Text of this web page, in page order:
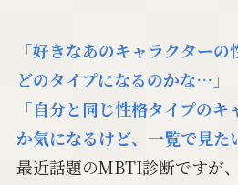
「好きなあのキャラクター
どのタイプになるのかな…」
「自分と同じ性格タイプの
か気になるけど、一覧で見た
最近話題のMBTI診断ですが